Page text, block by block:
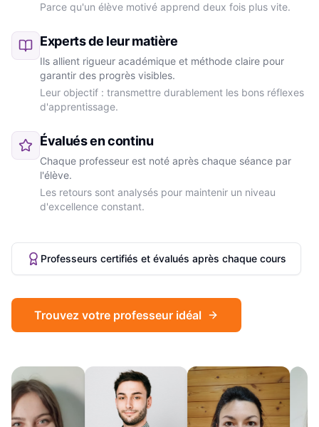
Parce qu'un élève motivé apprend deux fois plus vite.
Experts de leur matière
Ils allient rigueur académique et méthode claire pour
garantir des progrès visibles.
Leur objectif : transmettre durablement les bons réflexes
d'apprentissage.
Évalués en continu
Chaque professeur est noté après chaque séance par
l'élève.
Les retours sont analysés pour maintenir un niveau
d'excellence constant.
Professeurs certifiés et évalués après chaque cours
Trouvez votre professeur idéal